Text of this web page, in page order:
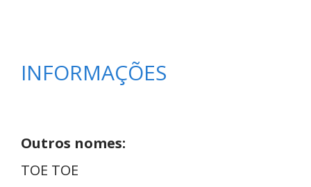
INFORMAÇÕES
Outros nomes:
TOE TOE